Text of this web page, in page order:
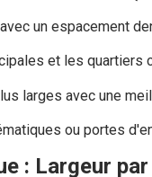
un espacement
et les quartiers
larges avec une
ou portes
: Largeur